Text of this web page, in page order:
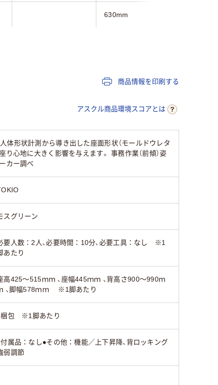
630mm
630mm
商品情報を印刷する
アスクル商品環境スコアとは
形状計測から導き出した座面形状（モールドウレタ
心地に大きく影響を与えます。 事務作業（前傾）姿
カー調べ
スグリーン
要人数：2人、必要時間：10分、必要工具：なし ※1
あたり
高425～515ｍｍ 、座幅445ｍｍ 、背高さ900～990ｍ
、脚幅578ｍｍ ※1脚あたり
包 ※1脚あたり
属品：なし●その他：機能／上下昇降、背ロッキング
弱調節